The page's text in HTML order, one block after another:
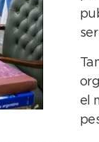
el